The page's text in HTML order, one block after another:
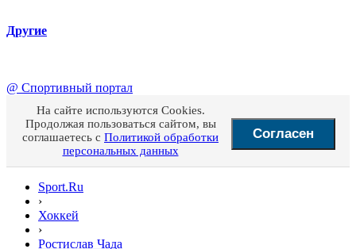
Другие
@ Спортивный портал
На сайте используются Cookies.
Продолжая пользоваться сайтом, вы
соглашаетесь с Политикой обработки
персональных данных
Согласен
Sport.Ru
›
Хоккей
›
Ростислав Чада